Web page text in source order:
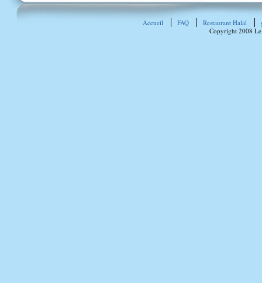
Accueil FAQ Restaurant Halal
Copyright 2008